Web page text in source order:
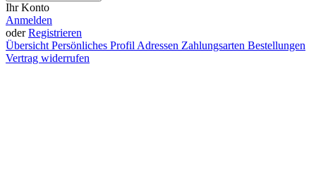
Ihr Konto
Anmelden
oderRegistrieren
Übersicht Persönliches Profil Adressen Zahlungsarten Bestellungen
Vertrag widerrufen